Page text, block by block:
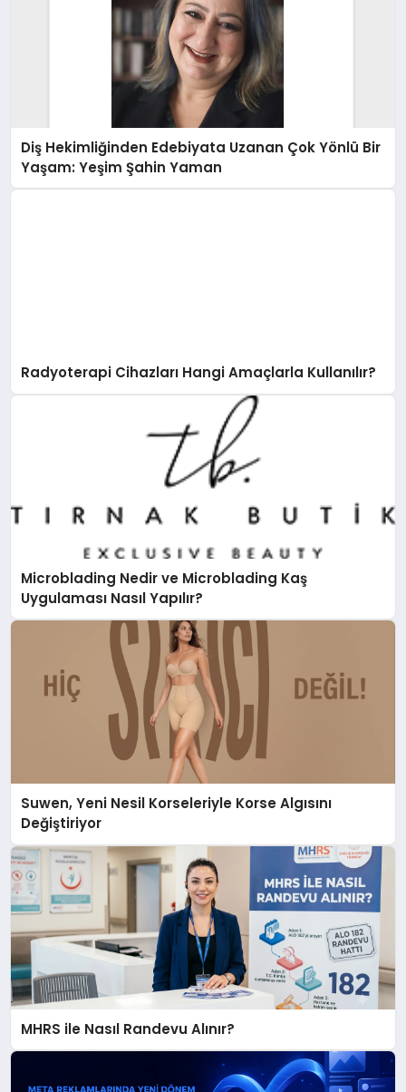
Diş Hekimliğinden Edebiyata Uzanan Çok Yönlü Bir
Yaşam: Yeşim Şahin Yaman
Radyoterapi Cihazları Hangi Amaçlarla Kullanılır?
Microblading Nedir ve Microblading Kaş
Uygulaması Nasıl Yapılır?
Suwen, Yeni Nesil Korseleriyle Korse Algısını
Değiştiriyor
MHRS ile Nasıl Randevu Alınır?